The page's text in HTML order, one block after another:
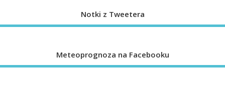
Notki z Tweetera
Meteoprognoza na Facebooku